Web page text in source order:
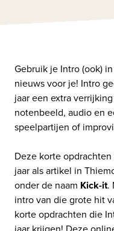
Gebruik je Intro (ook)
nieuws voor je! Intro
jaar een extra
notenbeeld, audio en
speelpartijen of
Deze korte
jaar als artikel in
onder de naam Kick-it.
intro van die grote hit
korte opdrachten die